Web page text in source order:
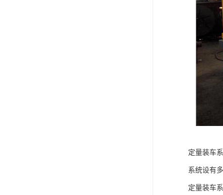
定量装车
系统设有
定量装车